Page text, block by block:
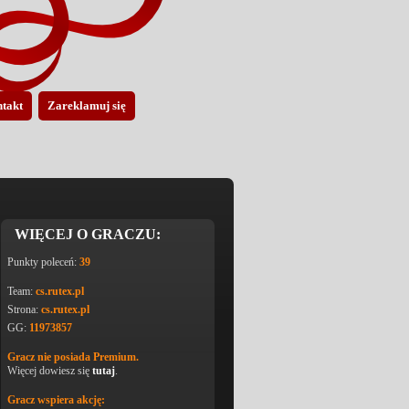
Zareklamuj się
WIĘCEJ O GRACZU:
Punkty poleceń: 39
Team: cs.rutex.pl
Strona: cs.rutex.pl
GG: 11973857
Gracz nie posiada Premium.
Więcej dowiesz się tutaj.
Gracz wspiera akcję: